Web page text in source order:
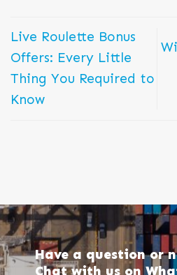
Live Roulette Bonus
Offers: Every Little
Thing You Required to
Know
Have a question or
Chat with us on